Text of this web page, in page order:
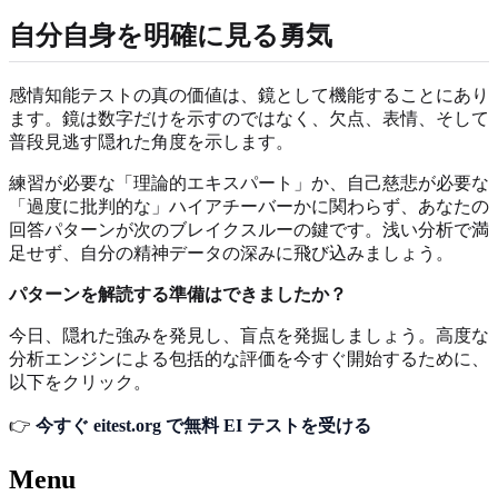
自分自身を明確に見る勇気
感情知能テストの真の価値は、鏡として機能することにあり
ます。鏡は数字だけを示すのではなく、欠点、表情、そして
普段見逃す隠れた角度を示します。
練習が必要な「理論的エキスパート」か、自己慈悲が必要な
「過度に批判的な」ハイアチーバーかに関わらず、あなたの
回答パターンが次のブレイクスルーの鍵です。浅い分析で満
足せず、自分の精神データの深みに飛び込みましょう。
パターンを解読する準備はできましたか？
今日、隠れた強みを発見し、盲点を発掘しましょう。高度な
分析エンジンによる包括的な評価を今すぐ開始するために、
以下をクリック。
👉 今すぐ eitest.org で無料 EI テストを受ける
Menu